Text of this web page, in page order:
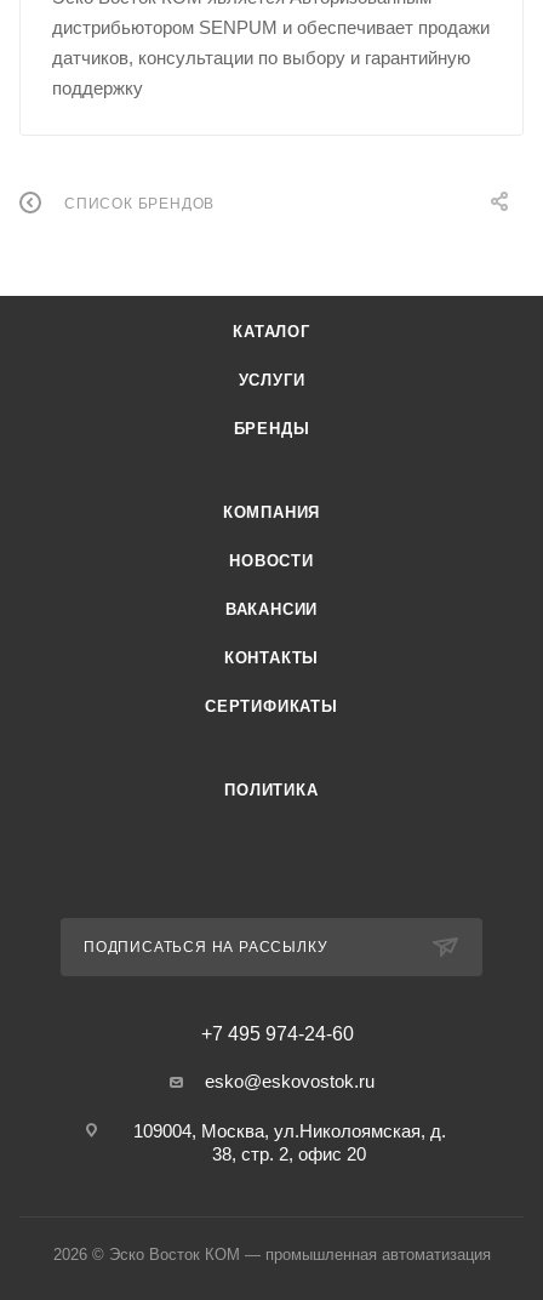
дистрибьютором SENPUM и обеспечивает продажи
датчиков, консультации по выбору и гарантийную
поддержку
СПИСОК БРЕНДОВ
КАТАЛОГ
УСЛУГИ
БРЕНДЫ
КОМПАНИЯ
НОВОСТИ
ВАКАНСИИ
КОНТАКТЫ
СЕРТИФИКАТЫ
ПОЛИТИКА
ПОДПИСАТЬСЯ НА РАССЫЛКУ
+7 495 974-24-60
esko@eskovostok.ru
109004, Москва, ул.Николоямская, д.
38, стр. 2, офис 20
2026 © Эско Восток КОМ — промышленная автоматизация